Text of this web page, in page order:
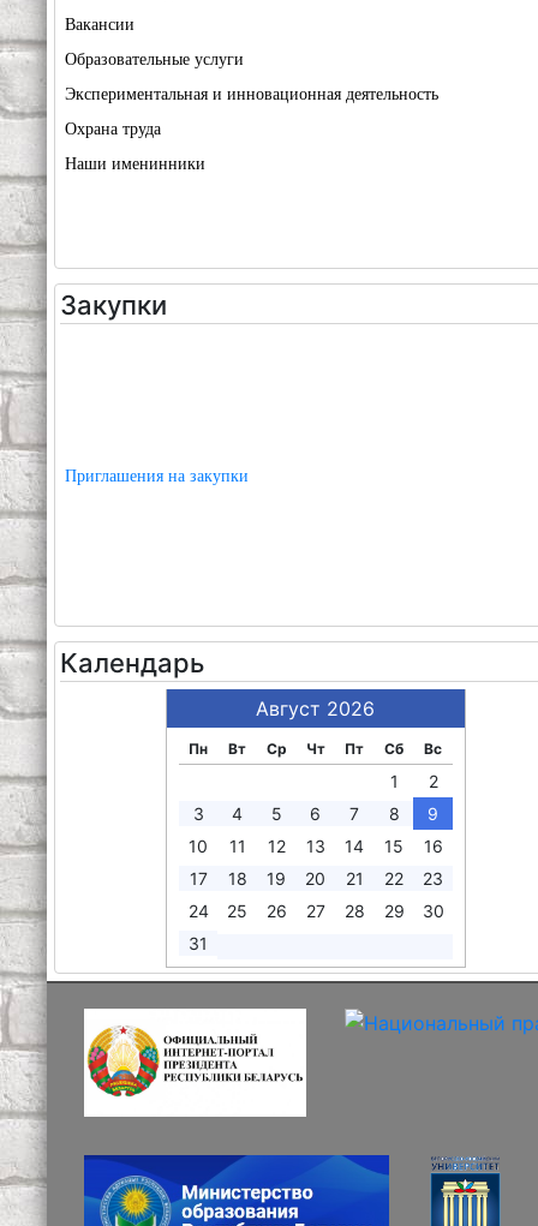
Вакансии
Образовательные услуги
Экспериментальная и инновационная деятельность
Охрана труда
Наши именинники
Закупки
Приглашения на закупки
Календарь
Август 2026
Пн Вт Ср Чт Пт Сб Вс
1
2
3
4 5 6 7 8
9
10
11 12 13 14 15
16
17
18 19 20 21 22
23
24
25 26 27 28 29
30
31